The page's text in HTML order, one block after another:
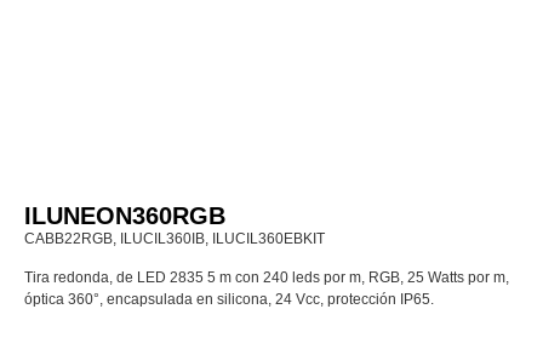
ILUNEON360RGB
CABB22RGB, ILUCIL360IB, ILUCIL360EBKIT
Tira redonda, de LED 2835 5 m con 240 leds por m, RGB, 25 Watts por m,
óptica 360°, encapsulada en silicona, 24 Vcc, protección IP65.